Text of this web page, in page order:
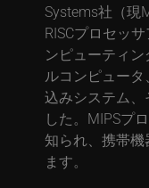
Systems社（現
RISCプロセッ
ンピューティ
ルコンピュー
込みシステム、
した。MIPSプ
知られ、携帯
ます。